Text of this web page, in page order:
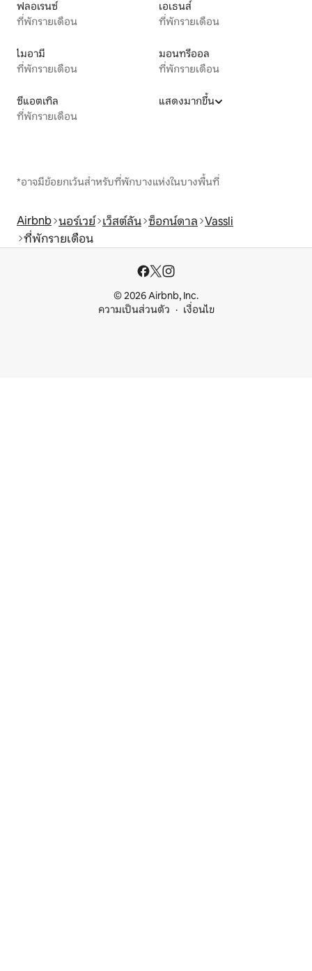
ฟลอเรนซ์
ที่พักรายเดือน
เอเธนส์
ที่พักรายเดือน
ไมอามี
ที่พักรายเดือน
มอนทรีออล
ที่พักรายเดือน
ซีแอตเทิล
ที่พักรายเดือน
แสดงมากขึ้น
*อาจมีข้อยกเว้นสำหรับที่พักบางแห่งในบางพื้นที่
Airbnb นอร์เวย์ เว็สต์ลัน ซ็อกน์ดาล Vassli
ที่พักรายเดือน
© 2026 Airbnb, Inc.
ความเป็นส่วนตัว
เงื่อนไข